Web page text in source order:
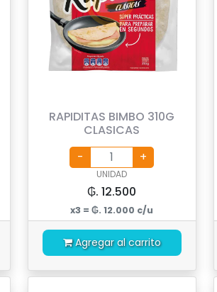
RAPIDITAS BIMBO 310G
CLASICAS
UNIDAD
₲. 12.500
x3 = ₲. 12.000 c/u
Agregar al carrito